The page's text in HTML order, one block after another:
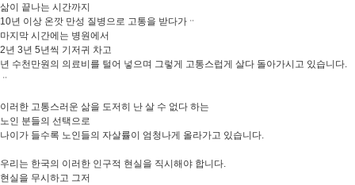
삶이 끝나는 시간까지
10년 이상 온깟 만성 질병으로 고통을 받다가ᆢ
마지막 시간에는 병원에서
2년 3년 5년씩 기저귀 차고
년 수천만원의 의료비를 털어 넣으며 그렇게 고통스럽게 살다 돌아가시고 있습니다.
ᆢ
이러한 고통스러운 삶을 도저히 난 살 수 없다 하는
노인 분들의 선택으로
나이가 들수록 노인들의 자살률이 엄청나게 올라가고 있습니다.
우리는 한국의 이러한 인구적 현실을 직시해야 합니다.
현실을 무시하고 그저